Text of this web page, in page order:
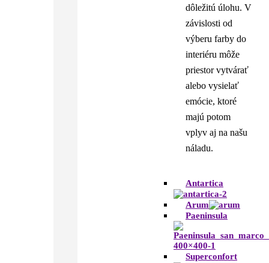
dôležitú úlohu. V
závislosti od
výberu farby do
interiéru môže
priestor vytvárať
alebo vysielať
emócie, ktoré
majú potom
vplyv aj na našu
náladu.
Antartica
Arum
Paeninsula
Superconfort